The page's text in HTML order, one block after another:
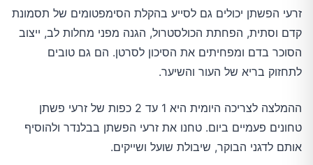
זרעי הפשתן יכולים גם לסייע בהקלת הסימפטומים של תסמונת
קדם וסתית, הפחתת הכולסטרול, הגנה מפני מחלות לב, ייצוב
הסוכר בדם ומפחיתים את הסיכון לסרטן. הם גם טובים
לתחזוק בריא של העור והשיער.
ההמלצה לצריכה היומית היא 1 עד 2 כפות של זרעי פשתן
טחונים פעמיים ביום. טחנו את זרעי הפשתן בבלנדר ולהוסיף
אותם לדגני הבוקר, שיבולת שועל ושייקים.